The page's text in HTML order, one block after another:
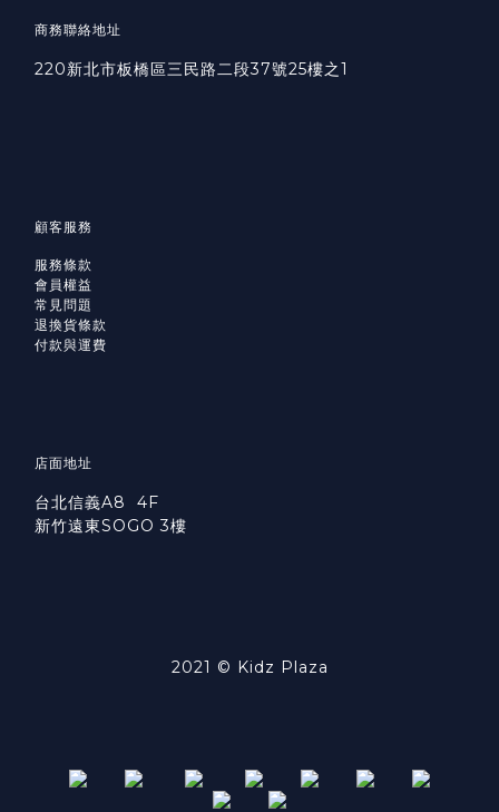
商務聯絡地址
220新北市板橋區三民路二段37號25樓之1
顧客服務
服務條款
會員權益
常見問題
退換貨條款
付款與運費
店面地址
台北信義A8 4F
新竹遠東SOGO 3樓
2021 © Kidz Plaza